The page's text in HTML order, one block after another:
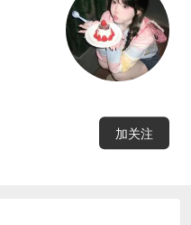
加关注